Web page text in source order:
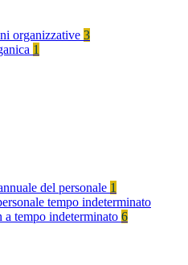
organizzative 3
1
del personale 1
tempo indeterminato
a tempo indeterminato 6